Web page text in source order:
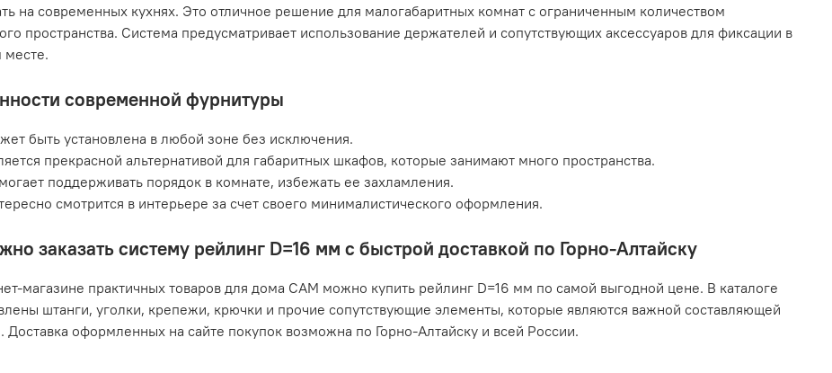
на современных кухнях. Это отличное решение для малогабаритных комнат с ограниченным количеством
пространства. Система предусматривает использование держателей и сопутствующих аксессуаров для фиксации в
месте.
современной фурнитуры
быть установлена в любой зоне без исключения.
прекрасной альтернативой для габаритных шкафов, которые занимают много пространства.
поддерживать порядок в комнате, избежать ее захламления.
смотрится в интерьере за счет своего минималистического оформления.
заказать систему рейлинг D=16 мм с быстрой доставкой по Горно-Алтайску
магазине практичных товаров для дома САМ можно купить рейлинг D=16 мм по самой выгодной цене. В каталоге
штанги, уголки, крепежи, крючки и прочие сопутствующие элементы, которые являются важной составляющей
Доставка оформленных на сайте покупок возможна по Горно-Алтайску и всей России.